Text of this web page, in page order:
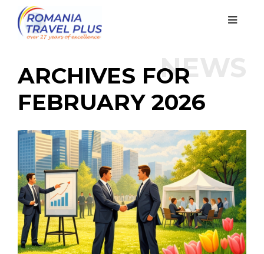
NEWS
ARCHIVES FOR
FEBRUARY 2026